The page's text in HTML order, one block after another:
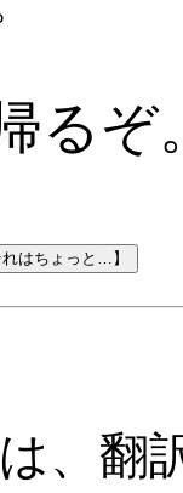
るぞ
、翻